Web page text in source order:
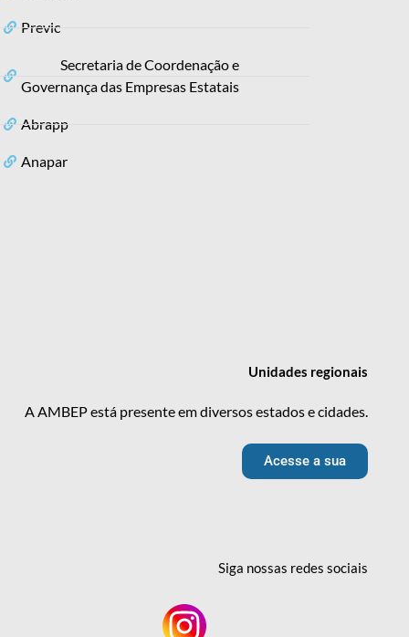
Previc
Secretaria de Coordenação e
Governança das Empresas Estatais
Abrapp
Anapar
Unidades regionais
A AMBEP está presente em diversos estados e cidades.
Acesse a sua
Siga nossas redessociais